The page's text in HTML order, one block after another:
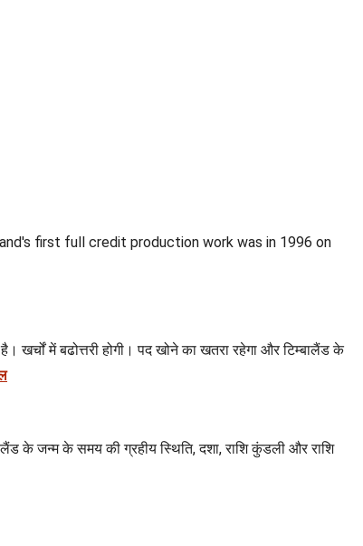
first full credit production work was in 1996 on
में बढोत्तरी होगी। पद खोने का खतरा रहेगा और टिम्बालैंड के
के जन्म के समय की ग्रहीय स्थिति, दशा, राशि कुंडली और राशि